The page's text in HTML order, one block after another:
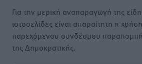
Για την μερική αναπαραγωγή της
ιστοσελίδες είναι απαραίτητη η
παρεχόμενου συνδέσμου
της Δημοκρατικής.